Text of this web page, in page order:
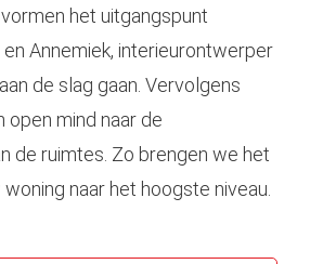
het uitgangspunt
Annemiek, interieurontwerper
de slag gaan. Vervolgens
open mind naar de
de ruimtes. Zo brengen we het
naar het hoogste niveau.